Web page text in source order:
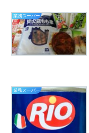
業務スーパー
業務スーパー